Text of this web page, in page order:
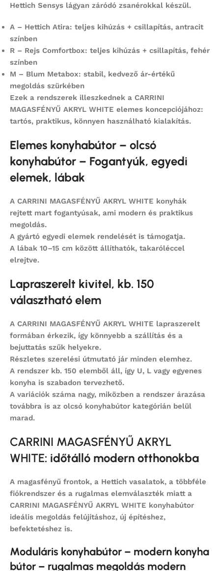
Hettich Sensys lágyan záródó zsanérokkal készül.
A – Hettich Atira: teljes kihúzás + csillapítás, antracit
színben
R – Rejs Comfortbox: teljes kihúzás + csillapítás, fehér
színben
M – Blum Metabox: stabil, kedvező ár-értékű
megoldás szürkében
Ezek a rendszerek illeszkednek a CARRINI
MAGASFÉNYŰ AKRYL WHITE elemes koncepciójához:
tartós, praktikus, könnyen használható kialakítás.
Elemes konyhabútor – olcsó
konyhabútor – Fogantyúk, egyedi
elemek, lábak
A CARRINI MAGASFÉNYŰ AKRYL WHITE konyhák
rejtett mart fogantyúsak, ami modern és praktikus
megoldás.
A gyártó egyedi elemek rendelését is támogatja.
A lábak 10–15 cm között állíthatók, takaróléccel
elrejtve.
Lapraszerelt kivitel, kb. 150
választható elem
A CARRINI MAGASFÉNYŰ AKRYL WHITE lapraszerelt
formában érkezik, így könnyebb a szállítás és a
bejuttatás szűk helyekre.
Részletes szerelési útmutató jár minden elemhez.
A rendszer kb. 150 elemből áll, így U, L vagy egyenes
konyha is szabadon tervezhető.
A variációk száma nagy, miközben a rendszer árazása
továbbra is az olcsó konyhabútor kategórián belül
marad.
CARRINI MAGASFÉNYŰ AKRYL
WHITE: időtálló modern otthonokba
A magasfényű frontok, a Hettich vasalatok, a többféle
fiókrendszer és a rugalmas elemválaszték miatt a
CARRINI MAGASFÉNYŰ AKRYL WHITE konyhabútor
ideális megoldás felújításhoz, új építéshez,
befektetéshez is.
Moduláris konyhabútor – modern konyha
bútor – rugalmas megoldás modern